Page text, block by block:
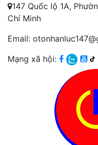
147 Quốc lộ 1A,
Chí Minh
Email:
Mạng xã hội: